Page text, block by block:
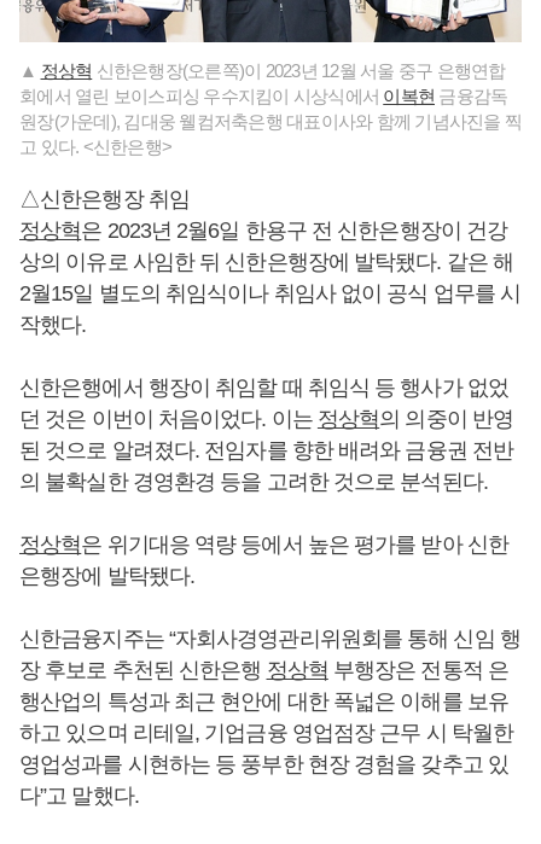
▲ 정상혁 신한은행장(오른쪽)이 2023년 12월 서울 중구 은행연합
회에서 열린 보이스피싱 우수지킴이 시상식에서 이복현 금융감독
원장(가운데), 김대웅 웰컴저축은행 대표이사와 함께 기념사진을 찍
고 있다. <신한은행>
△신한은행장 취임
정상혁은 2023년 2월6일 한용구 전 신한은행장이 건강
상의 이유로 사임한 뒤 신한은행장에 발탁됐다. 같은 해
2월15일 별도의 취임식이나 취임사 없이 공식 업무를 시
작했다.
신한은행에서 행장이 취임할 때 취임식 등 행사가 없었
던 것은 이번이 처음이었다. 이는 정상혁의 의중이 반영
된 것으로 알려졌다. 전임자를 향한 배려와 금융권 전반
의 불확실한 경영환경 등을 고려한 것으로 분석된다.
정상혁은 위기대응 역량 등에서 높은 평가를 받아 신한
은행장에 발탁됐다.
신한금융지주는 “자회사경영관리위원회를 통해 신임 행
장 후보로 추천된 신한은행 정상혁 부행장은 전통적 은
행산업의 특성과 최근 현안에 대한 폭넓은 이해를 보유
하고 있으며 리테일, 기업금융 영업점장 근무 시 탁월한
영업성과를 시현하는 등 풍부한 현장 경험을 갖추고 있
다”고 말했다.